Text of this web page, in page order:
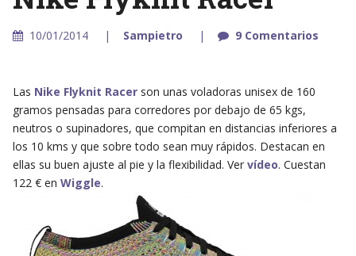
10/01/2014 Sampietro 9 Comentarios
Las Nike Flyknit Racerson unas voladoras unisex de 160
gramos pensadas para corredores por debajo de 65 kgs,
neutros o supinadores, que compitan en distancias inferiores a
los 10 kms y que sobre todo sean muy rápidos. Destacan en
ellas su buen ajuste al pie y la flexibilidad. Ver vídeo. Cuestan
122 € en Wiggle.